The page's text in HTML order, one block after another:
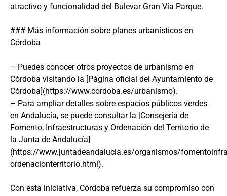
atractivo y funcionalidad del Bulevar Gran Vía Parque.
### Más información sobre planes urbanísticos en
Córdoba
– Puedes conocer otros proyectos de urbanismo en
Córdoba visitando la [Página oficial del Ayuntamiento de
Córdoba](https://www.cordoba.es/urbanismo).
– Para ampliar detalles sobre espacios públicos verdes
en Andalucía, se puede consultar la [Consejería de
Fomento, Infraestructuras y Ordenación del Territorio de
la Junta de Andalucía]
(https://www.juntadeandalucia.es/organismos/
ordenacionterritorio.html).
Con esta iniciativa, Córdoba refuerza su compromiso con